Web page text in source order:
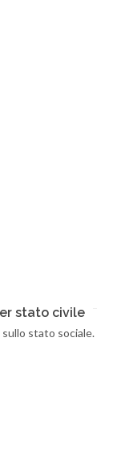
stato civile
stato sociale.